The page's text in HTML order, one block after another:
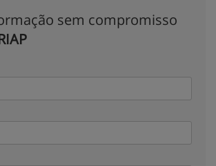
sem compromisso